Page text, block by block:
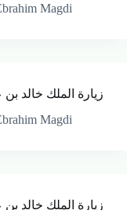
Magdi
زيارة الملك خالد بن
Magdi
زيارة الملك خالد بن